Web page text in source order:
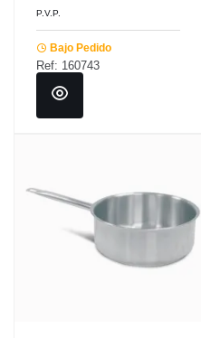
P.V.P.
Bajo Pedido
Ref: 160743